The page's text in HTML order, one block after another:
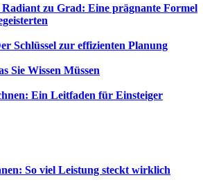
zu Grad: Eine prägnante Formel
Schlüssel zur effizienten Planung
Sie Wissen Müssen
Ein Leitfaden für Einsteiger
So viel Leistung steckt wirklich